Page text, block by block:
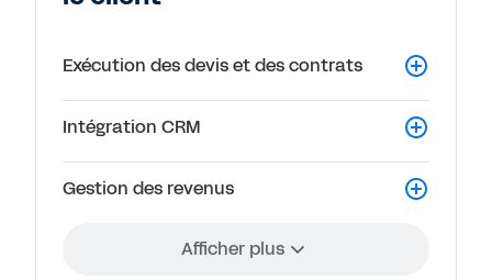
Exécution des devis et des contrats
Intégration CRM
Gestion des revenus
Afficher plus